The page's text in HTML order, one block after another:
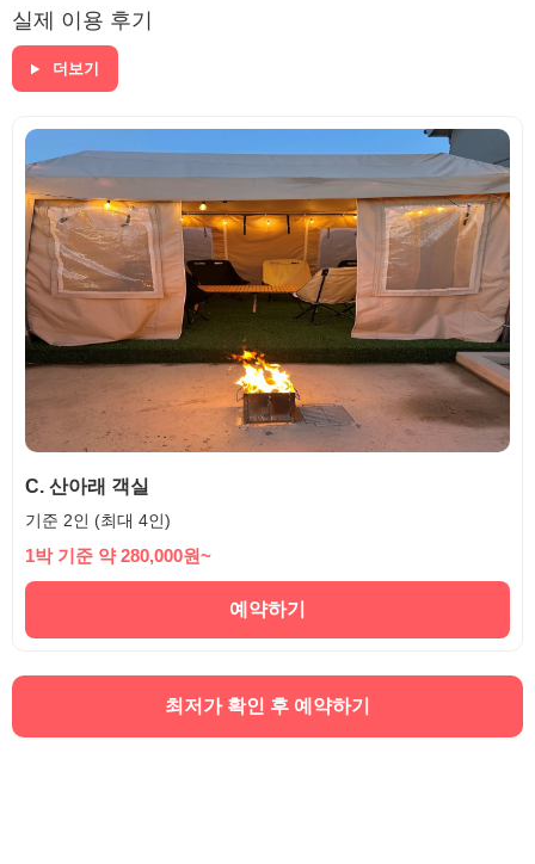
실제 이용 후기
더보기
C. 산아래 객실
기준 2인 (최대 4인)
1박 기준 약 280,000원~
예약하기
최저가 확인 후 예약하기